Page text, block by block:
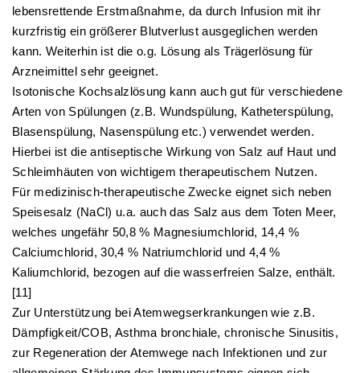
lebensrettende Erstmaßnahme, da durch Infusion mit ihr
kurzfristig ein größerer Blutverlust ausgeglichen werden
kann. Weiterhin ist die o.g. Lösung als Trägerlösung für
Arzneimittel sehr geeignet.
Isotonische Kochsalzlösung kann auch gut für verschiedene
Arten von Spülungen (z.B. Wundspülung, Katheterspülung,
Blasenspülung, Nasenspülung etc.) verwendet werden.
Hierbei ist die antiseptische Wirkung von Salz auf Haut und
Schleimhäuten von wichtigem therapeutischem Nutzen.
Für medizinisch-therapeutische Zwecke eignet sich neben
Speisesalz (NaCl) u.a. auch das Salz aus dem Toten Meer,
welches ungefähr 50,8 % Magnesiumchlorid, 14,4 %
Calciumchlorid, 30,4 % Natriumchlorid und 4,4 %
Kaliumchlorid, bezogen auf die wasserfreien Salze, enthält.
[11]
Zur Unterstützung bei Atemwegserkrankungen wie z.B.
Dämpfigkeit/COB, Asthma bronchiale, chronische Sinusitis,
zur Regeneration der Atemwege nach Infektionen und zur